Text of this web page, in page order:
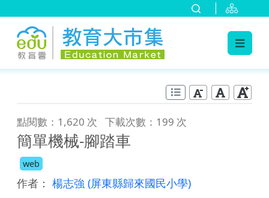
點閱數：1,620 次 下載次數：199 次
簡單機械-腳踏車
web
作者： 楊志強 (屏東縣歸來國民小學)